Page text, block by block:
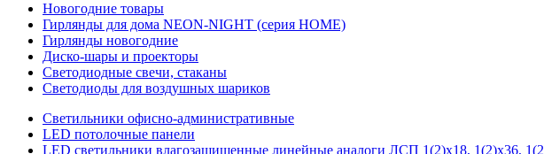
Новогодние товары
Гирлянды для дома NEON-NIGHT (серия HOME)
Гирлянды новогодние
Диско-шары и проекторы
Светодиодные свечи, стаканы
Светодиоды для воздушных шариков
Светильники офисно-административные
LED потолочные панели
LED светильники влагозащищенные линейные аналоги ЛСП 1(2)х18, 1(2)х36,